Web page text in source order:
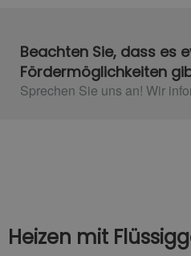
Beachten Sie, dass es
Fördermöglichkeiten
Sprechen Sie uns an! Wir
Heizen mit